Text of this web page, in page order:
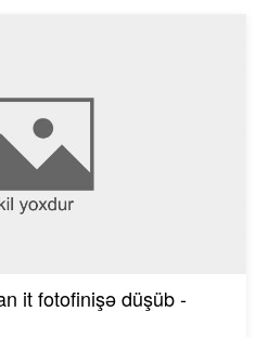
it fotofinişə düşüb -